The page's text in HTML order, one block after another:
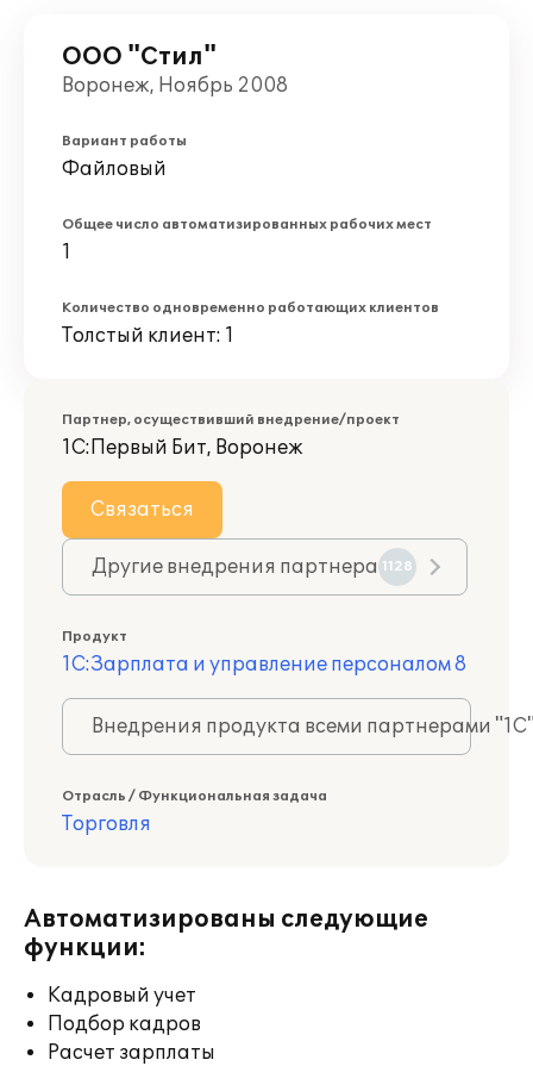
ООО "Стил"
Воронеж, Ноябрь 2008
Вариант работы
Файловый
Общее число автоматизированных рабочих мест
1
Количество одновременно работающих клиентов
Толстый клиент: 1
Партнер, осуществивший внедрение/проект
1С:Первый Бит, Воронеж
Связаться
Другие внедрения партнера 1128
Продукт
1С:Зарплата и управление персоналом 8
Внедрения продукта всеми партнерами
Отрасль / Функциональная задача
Торговля
Автоматизированы следующие
функции:
Кадровый учет
Подбор кадров
Расчет зарплаты